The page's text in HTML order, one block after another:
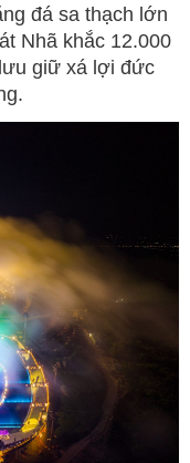
đá sa thạch lớn
Nhã khắc 12.000
giữ xá lợi đức